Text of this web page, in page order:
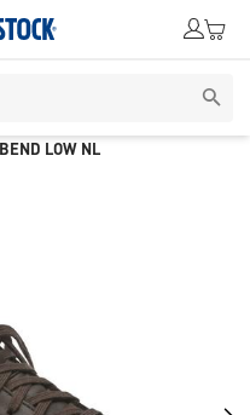
BEND LOW NL